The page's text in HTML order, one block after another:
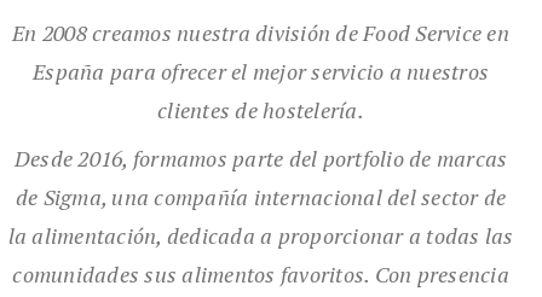
En 2008 creamos nuestra división de Food Service en
España para ofrecer el mejor servicio a nuestros
clientes de hostelería.
Desde 2016, formamos parte del portfolio de marcas
de Sigma, una compañía internacional del sector de
la alimentación, dedicada a proporcionar a todas las
comunidades sus alimentos favoritos. Con presencia